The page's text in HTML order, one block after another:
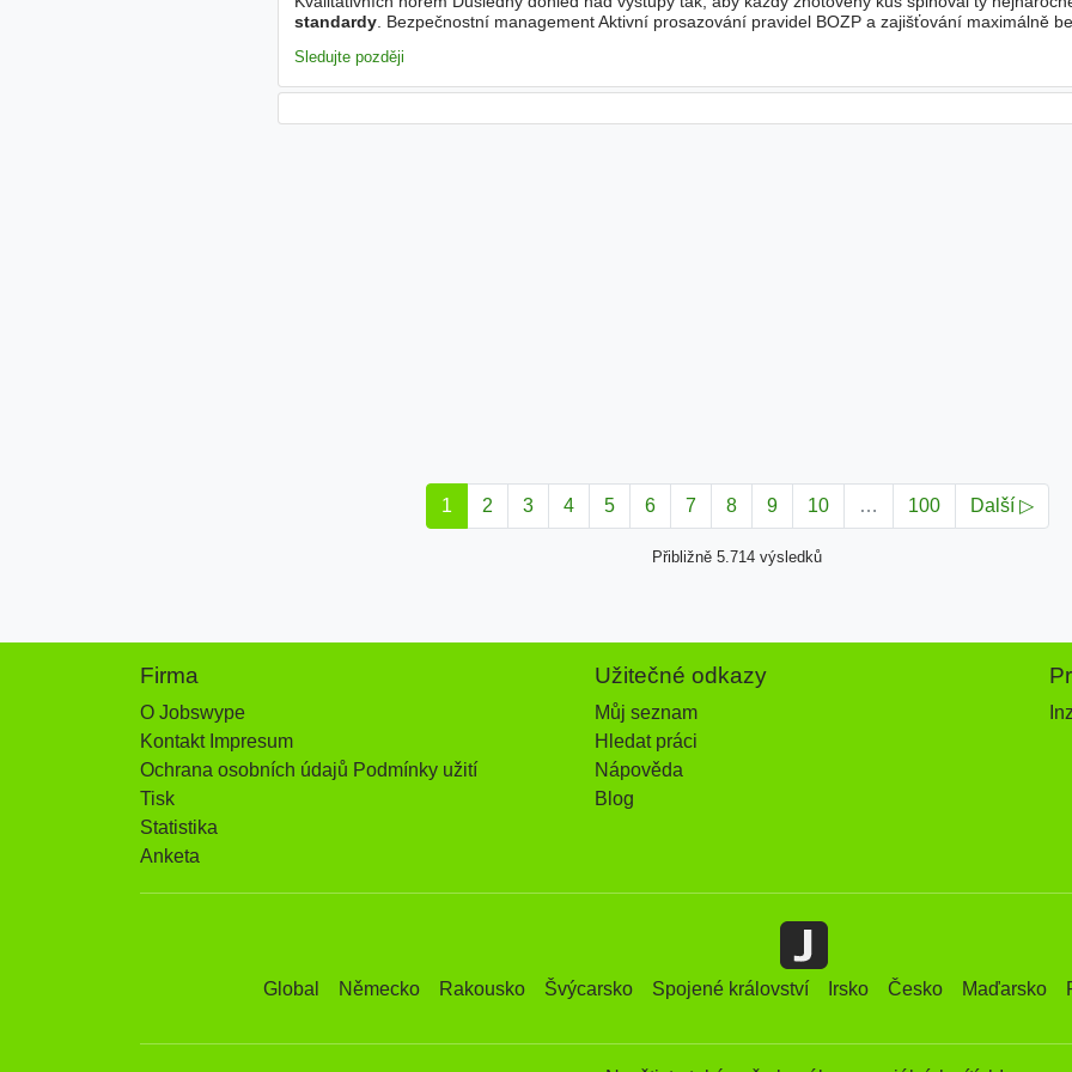
standardy. Bezpečnostní management Aktivní prosazování pravidel BOZP a zajišťování maximálně
Sledujte později
1 2 3 4 5 6 7 8 9 10 … 100 Další ▷
Přibližně 5.714 výsledků
Firma
O Jobswype
Kontakt Impresum
Ochrana osobních údajů Podmínky užití
Tisk
Statistika
Anketa
Užitečné odkazy
Můj seznam
Hledat práci
Nápověda
Blog
Global Německo Rakousko Švýcarsko Spojené království Irsko Česko Maďarsko